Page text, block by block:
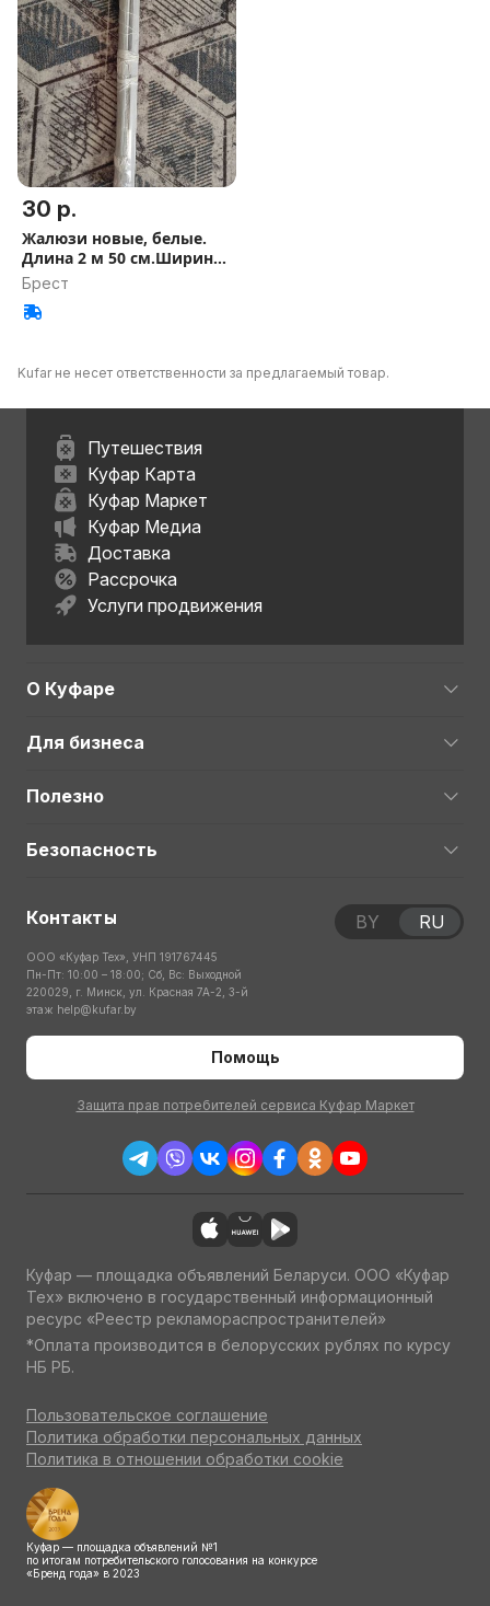
30 р.
Жалюзи новые, белые.
Длина 2 м 50 см.Ширина
73 см.
Брест
Kufar не несет ответственности за предлагаемый товар.
Путешествия
Куфар Карта
Куфар Маркет
Куфар Медиа
Доставка
Рассрочка
Услуги продвижения
О Куфаре
Для бизнеса
Полезно
Безопасность
Контакты
ООО «Куфар Тех», УНП 191767445
Пн-Пт: 10:00 – 18:00; Сб, Вс: Выходной
220029, г. Минск, ул. Красная 7А-2, 3-й
этаж help@kufar.by
Помощь
Защита прав потребителей сервиса Куфар Маркет
BY RU
Куфар — площадка объявлений Беларуси. ООО «Куфар
Тех» включено в государственный информационный
ресурс «Реестр рекламораспространителей»
*Оплата производится в белорусских рублях по курсу
НБ РБ.
Пользовательское соглашение
Политика обработки персональных данных
Политика в отношении обработки cookie
Куфар — площадка объявлений №1
по итогам потребительского голосования на конкурсе
«Бренд года» в 2023